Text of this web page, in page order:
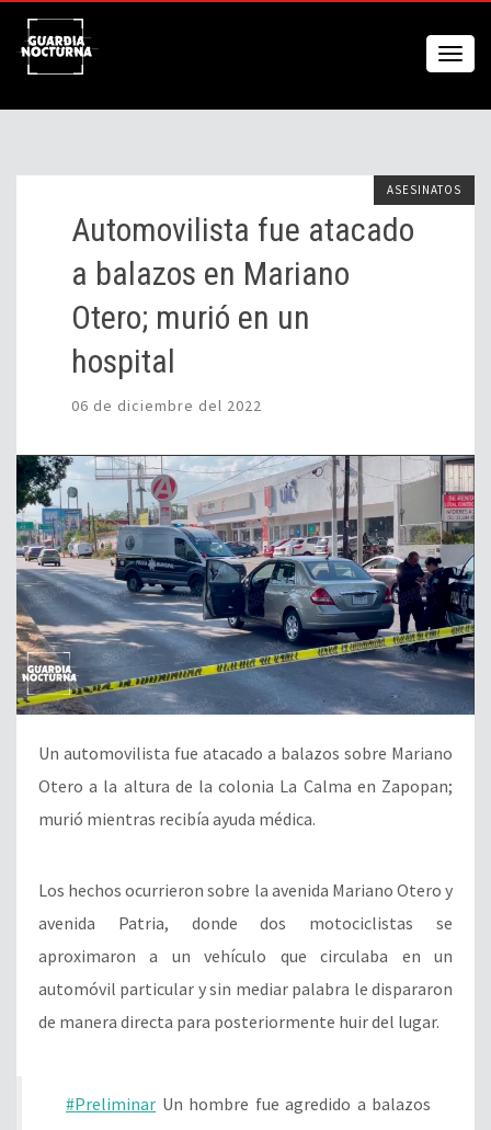
ASESINATOS
Automovilista fue atacado
a balazos en Mariano
Otero; murió en un
hospital
06 de diciembre del 2022
Un automovilista fue atacado a balazos sobre Mariano
Otero a la altura de la colonia La Calma en Zapopan;
murió mientras recibía ayuda médica.
Los hechos ocurrieron sobre la avenida Mariano Otero y
avenida Patria, donde dos motociclistas se
aproximaron a un vehículo que circulaba en un
automóvil particular y sin mediar palabra le dispararon
de manera directa para posteriormente huir del lugar.
#Preliminar Un hombre fue agredido a balazos